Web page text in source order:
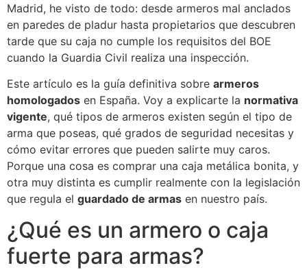
Madrid, he visto de todo: desde armeros mal anclados
en paredes de pladur hasta propietarios que descubren
tarde que su caja no cumple los requisitos del BOE
cuando la Guardia Civil realiza una inspección.
Este artículo es la guía definitiva sobre armeros
homologados en España. Voy a explicarte la normativa
vigente, qué tipos de armeros existen según el tipo de
arma que poseas, qué grados de seguridad necesitas y
cómo evitar errores que pueden salirte muy caros.
Porque una cosa es comprar una caja metálica bonita, y
otra muy distinta es cumplir realmente con la legislación
que regula el guardado de armas en nuestro país.
¿Qué es un armero o caja
fuerte para armas?